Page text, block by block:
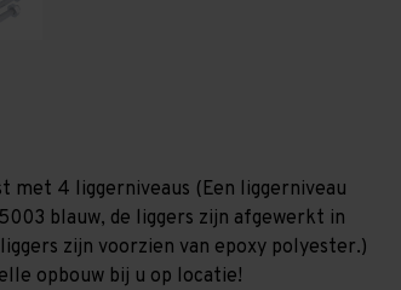
met 4 liggerniveaus (Een liggerniveau
blauw, de liggers zijn afgewerkt in
zijn voorzien van epoxy polyester.)
opbouw bij u op locatie!